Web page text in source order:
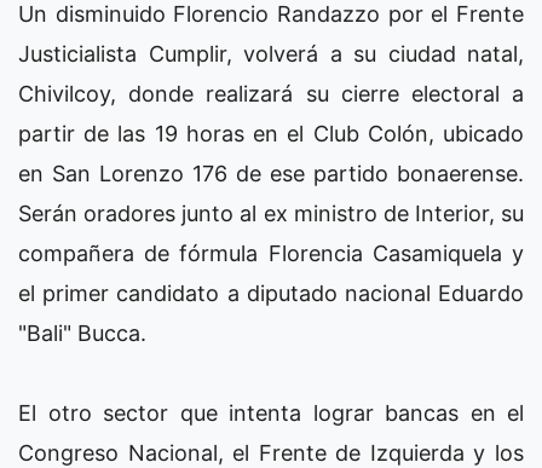
Un disminuido Florencio Randazzo por el Frente
Justicialista Cumplir, volverá a su ciudad natal,
Chivilcoy, donde realizará su cierre electoral a
partir de las 19 horas en el Club Colón, ubicado
en San Lorenzo 176 de ese partido bonaerense.
Serán oradores junto al ex ministro de Interior, su
compañera de fórmula Florencia Casamiquela y
el primer candidato a diputado nacional Eduardo
"Bali" Bucca.
El otro sector que intenta lograr bancas en el
Congreso Nacional, el Frente de Izquierda y los